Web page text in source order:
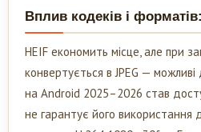
Вплив кодеків і
HEIF економить місце, але при
конвертується в JPEG —
на Android 2025–2026 став
не гарантує його використання